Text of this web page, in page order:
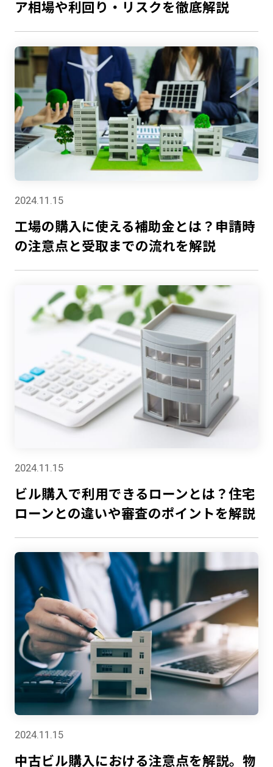
ア相場や利回り・リスクを徹底解説
2024.11.15
工場の購入に使える補助金とは？申請時
の注意点と受取までの流れを解説
2024.11.15
ビル購入で利用できるローンとは？住宅
ローンとの違いや審査のポイントを解説
2024.11.15
中古ビル購入における注意点を解説。物